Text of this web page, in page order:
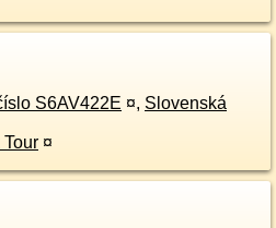
S6AV422E ¤, Slovenská
¤